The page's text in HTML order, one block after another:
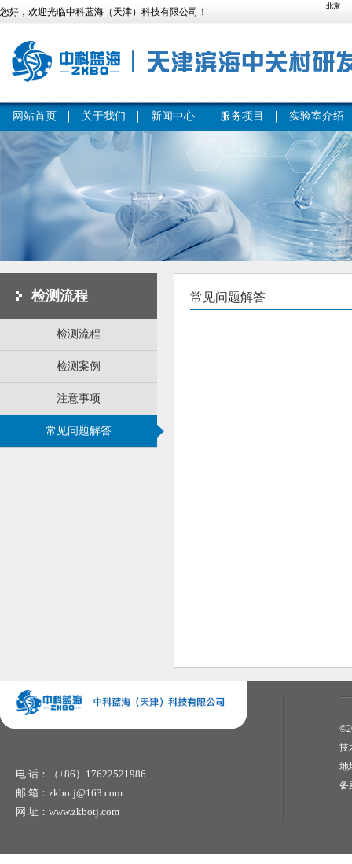
您好，欢迎光临中科蓝海（天津）科技有限公司！
网站首页 关于我们 新闻中心 服务项目 实验室介绍
检测流程
检测流程
检测案例
注意事项
常见问题解答
常见问题解答
电 话：（+86）17622521986
邮 箱：zkbotj@163.com
网 址：www.zkbotj.com
技
地
备